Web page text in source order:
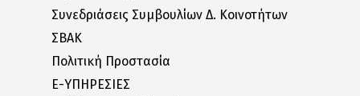
Συνεδριάσεις Συμβουλίων Δ. Κοινοτήτων
ΣΒΑΚ
Πολιτική Προστασία
E-ΥΠΗΡΕΣΙΕΣ